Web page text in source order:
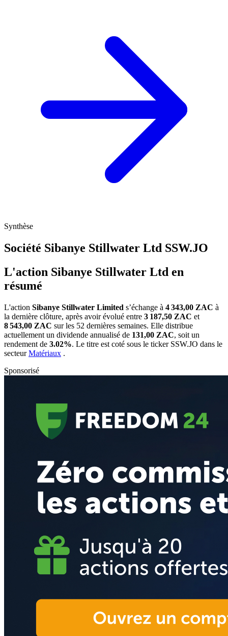
Synthèse
Société Sibanye Stillwater Ltd SSW.JO
L'action Sibanye Stillwater Ltd en
résumé
L'action Sibanye Stillwater Limited s’échange à 4 343,00 ZAC à
la dernière clôture, après avoir évolué entre 3 187,50 ZAC et
8 543,00 ZAC sur les 52 dernières semaines. Elle distribue
actuellement un dividende annualisé de 131,00 ZAC, soit un
rendement de 3.02%. Le titre est coté sous le ticker SSW.JO dans le
secteurMatériaux .
Sponsorisé